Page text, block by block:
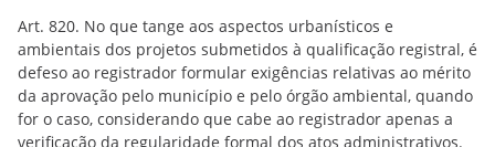
Art. 820. No que tange aos aspectos urbanísticos e
ambientais dos projetos submetidos à qualificação registral, é
defeso ao registrador formular exigências relativas ao mérito
da aprovação pelo município e pelo órgão ambiental, quando
for o caso, considerando que cabe ao registrador apenas a
verificação da regularidade formal dos atos administrativos.